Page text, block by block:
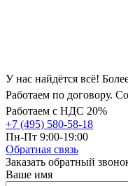
У нас найдётся всё!
Работаем по договору.
Работаем с НДС 20%
+7 (495) 580-58-18
Пн-Пт 9:00-19:00
Обратная связь
Заказать обратный
Ваше имя